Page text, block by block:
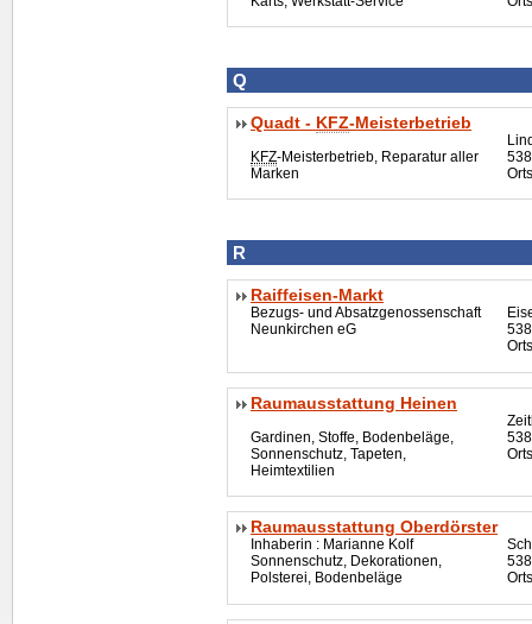
Q
Quadt - KFZ-Meisterbetrieb
KFZ-Meisterbetrieb, Reparatur aller
Marken
R
Raiffeisen-Markt
Bezugs- und Absatzgenossenschaft
Neunkirchen eG
Raumausstattung Heinen
Gardinen, Stoffe, Bodenbeläge,
Sonnenschutz, Tapeten,
Heimtextilien
Raumausstattung Oberdörster
Inhaberin : Marianne Kolf
Sonnenschutz, Dekorationen,
Polsterei, Bodenbeläge